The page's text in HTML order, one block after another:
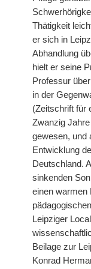
Thätigkeit
er sich in
Abhandlung
hielt er seine
Professur
in der
(Zeitschrift für
Zwanzig
gewesen, und
Entwicklung
Deutschland.
sinkenden
einen warmen
Leipziger
Beilage zur
Konrad